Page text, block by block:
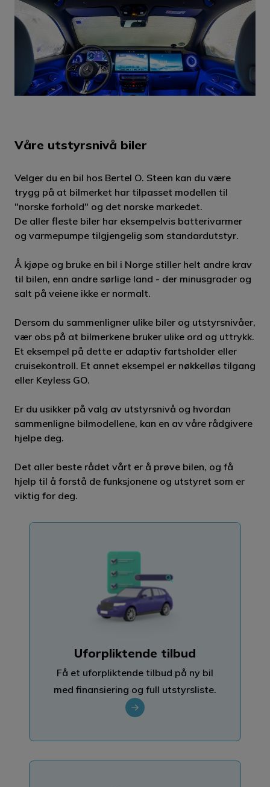
Våre utstyrsnivå biler
Velger du en bil hos Bertel O. Steen kan du være
trygg på at bilmerket har tilpasset modellen til
"norske forhold" og det norske markedet.
De aller fleste biler har eksempelvis batterivarmer
og varmepumpe tilgjengelig som standardutstyr.
Å kjøpe og bruke en bil i Norge stiller helt andre krav
til bilen, enn andre sørlige land - der minusgrader og
salt på veiene ikke er normalt.
Dersom du sammenligner ulike biler og utstyrsnivåer,
vær obs på at bilmerkene bruker ulike ord og uttrykk.
Et eksempel på dette er adaptiv fartsholder eller
cruisekontroll. Et annet eksempel er nøkkelløs tilgang
eller Keyless GO.
Er du usikker på valg av utstyrsnivå og hvordan
sammenligne bilmodellene, kan en av våre rådgivere
hjelpe deg.
Det aller beste rådet vårt er å prøve bilen, og få
hjelp til å forstå de funksjonene og utstyret som er
viktig for deg.
Uforpliktende tilbud
Få et uforpliktende tilbud på ny bil
med finansiering og full utstyrsliste.